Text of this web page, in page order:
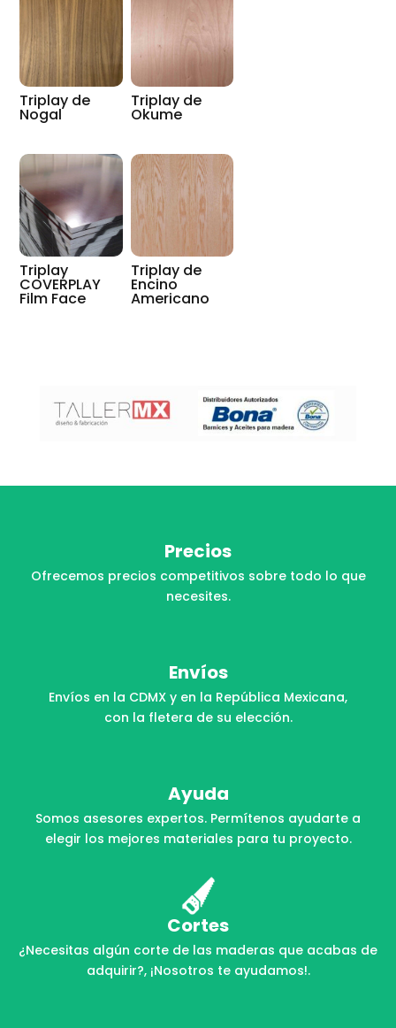
Triplay de
Nogal
Triplay de
Okume
Triplay
COVERPLAY
Film Face
Triplay de
Encino
Americano
Precios
Ofrecemos precios competitivos sobre todo lo que
necesites.
Envíos
Envíos en la CDMX y en la República Mexicana,
con la fletera de su elección.
Ayuda
Somos asesores expertos. Permítenos ayudarte a
elegir los mejores materiales para tu proyecto.
Cortes
¿Necesitas algún corte de las maderas que acabas de
adquirir?, ¡Nosotros te ayudamos!.